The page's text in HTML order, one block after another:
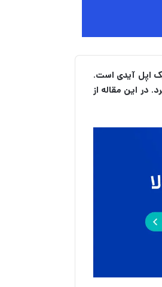
اپل آیدی است.
در این مقاله از